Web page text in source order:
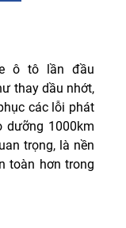
ô tô lần đầu
thay dầu nhớt,
các lỗi phát
dưỡng 1000km
trọng, là nền
toàn hơn trong